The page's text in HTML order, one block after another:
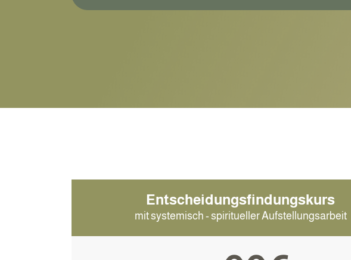
Entscheidungsfindungskurs
mit systemisch - spiritueller Aufstellungsarbeit